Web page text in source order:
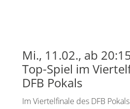
Mi., 11.02., ab
Top-Spiel im
DFB Pokals
Im Viertelfinale des DFB